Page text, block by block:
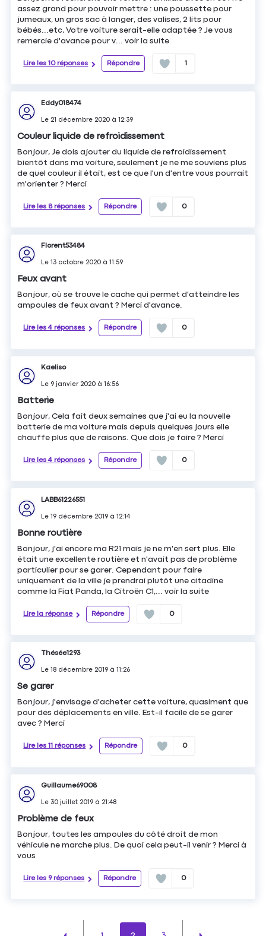
assez grand pour pouvoir mettre : une poussette pour
jumeaux, un gros sac à langer, des valises, 2 lits pour
bébés...etc, Votre voiture serait-elle adaptée ? Je vous
remercie d'avance pour v...voir la suite
Lire les 10 réponses Répondre 1
Eddy018474
Le 21 décembre 2020 à12:39
Couleur liquide de refroidissement
Bonjour, Je dois ajouter du liquide de refroidissement
bientôt dans ma voiture, seulement je ne me souviens plus
de quel couleur il était, est ce que l'un d'entre vous pourrait
m'orienter ? Merci
Lire les 8 réponses Répondre 0
Florent53484
Le13 octobre 2020 à11:59
Feux avant
Bonjour, où se trouve le cache qui permet d'atteindre les
ampoules de feux avant ? Merci d'avance.
Lire les 4 réponses Répondre 0
Kaeliso
Le 9 janvier 2020 à16:56
Batterie
Bonjour, Cela fait deux semaines que j'ai eu la nouvelle
batterie de ma voiture mais depuis quelques jours elle
chauffe plus que de raisons. Que dois je faire ? Merci
Lire les 4 réponses Répondre 0
LABB61226551
Le19 décembre 2019 à12:14
Bonne routière
Bonjour, j'ai encore ma R21 mais je ne m'en sert plus. Elle
était une excellente routière et n'avait pas de problème
particulier pour se garer. Cependant pour faire
uniquement de la ville je prendrai plutôt une citadine
comme la Fiat Panda, la Citroën C1,...voir la suite
Lire la réponse Répondre 0
Thésée1293
Le18 décembre 2019 à11:26
Se garer
Bonjour, j'envisage d'acheter cette voiture, quasiment que
pour des déplacements en ville. Est-il facile de se garer
avec ? Merci
Lire les 11 réponses Répondre 0
Guillaume69008
Le 30 juillet 2019 à 21:48
Problème de feux
Bonjour, toutes les ampoules du côté droit de mon
véhicule ne marche plus. De quoi cela peut-il venir ? Merci à
vous
Lire les 9 réponses Répondre 0